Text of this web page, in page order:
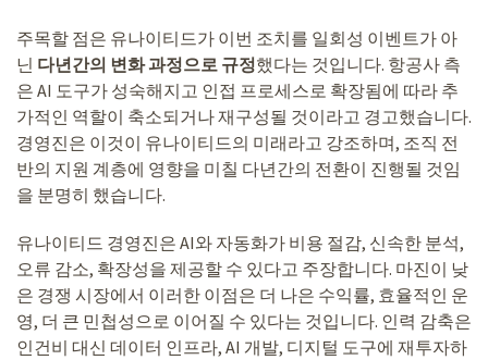
주목할 점은 유나이티드가 이번 조치를 일회성 이벤트가 아
닌 다년간의 변화 과정으로 규정했다는 것입니다. 항공사 측
은 AI 도구가 성숙해지고 인접 프로세스로 확장됨에 따라 추
가적인 역할이 축소되거나 재구성될 것이라고 경고했습니다.
경영진은 이것이 유나이티드의 미래라고 강조하며, 조직 전
반의 지원 계층에 영향을 미칠 다년간의 전환이 진행될 것임
을 분명히 했습니다.
유나이티드 경영진은 AI와 자동화가 비용 절감, 신속한 분석,
오류 감소, 확장성을 제공할 수 있다고 주장합니다. 마진이 낮
은 경쟁 시장에서 이러한 이점은 더 나은 수익률, 효율적인 운
영, 더 큰 민첩성으로 이어질 수 있다는 것입니다. 인력 감축은
인건비 대신 데이터 인프라, AI 개발, 디지털 도구에 재투자하